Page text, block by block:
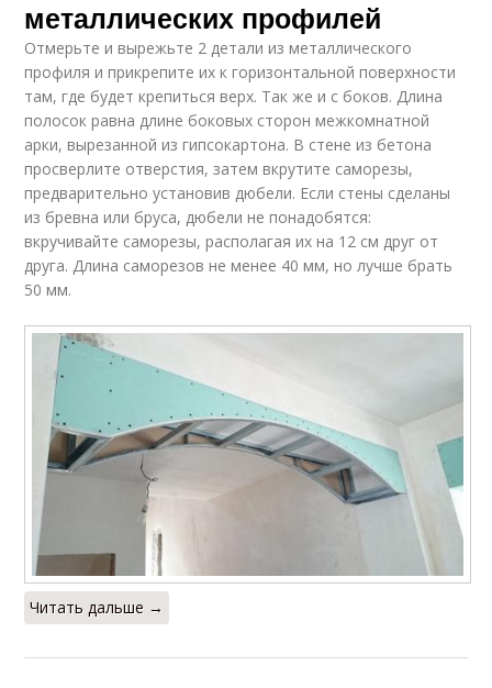
металлических профилей
Отмерьте и вырежьте 2 детали из металлического
профиля и прикрепите их к горизонтальной поверхности
там, где будет крепиться верх. Так же и с боков. Длина
полосок равна длине боковых сторон межкомнатной
арки, вырезанной из гипсокартона. В стене из бетона
просверлите отверстия, затем вкрутите саморезы,
предварительно установив дюбели. Если стены сделаны
из бревна или бруса, дюбели не понадобятся:
вкручивайте саморезы, располагая их на 12 см друг от
друга. Длина саморезов не менее 40 мм, но лучше брать
50 мм.
Читать дальше →